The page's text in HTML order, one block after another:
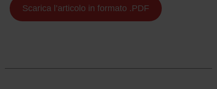
Scarica l’articolo in formato .PDF